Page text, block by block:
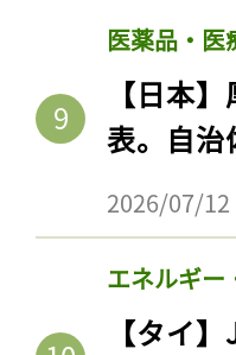
医薬品・医
【日本
表。自治
2026/07/12
エネルギー
【タイ